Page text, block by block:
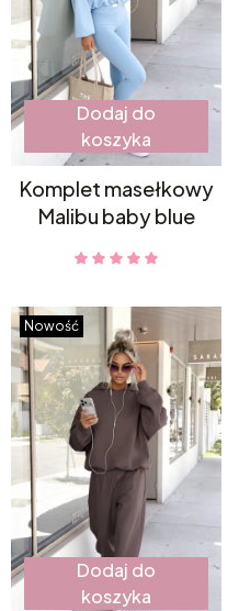
Dodaj do
koszyka
Komplet masełkowy
Malibu baby blue
Nowość
Dodaj do
koszyka